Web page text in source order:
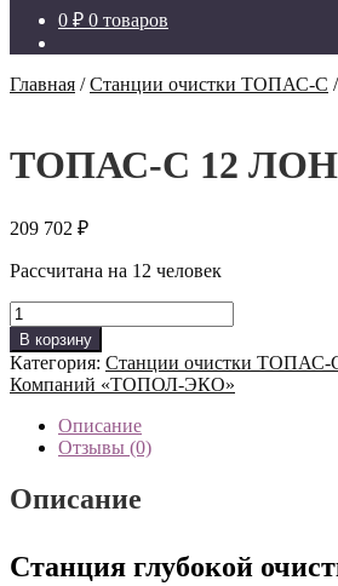
0 ₽ 0 товаров
Главная /Станции очистки ТОПАС-C /
ТОПАС-С 12
209 702 ₽
Рассчитана на 12 человек
Количество
товара
ТОПАС-
С
12
ЛОНГ
В корзину
Категория: Станции очистки ТОПАС-
Компаний «ТОПОЛ-ЭКО»
Описание
Отзывы (0)
Описание
Станция глубокой